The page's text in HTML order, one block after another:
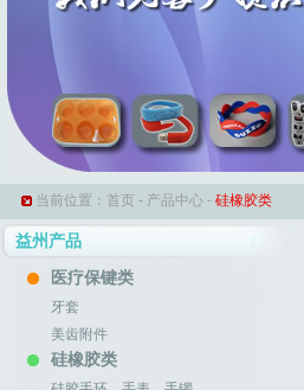
当前位置： 首页 - 产品中心 - 硅橡胶类
益州产品
医疗保键类
牙套
美齿附件
硅橡胶类